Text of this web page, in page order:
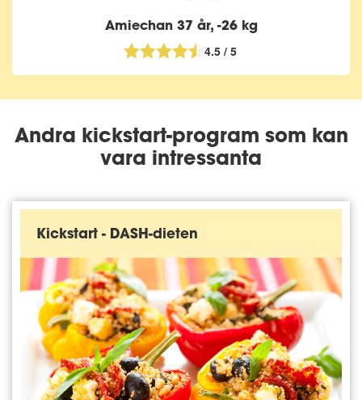
Amiechan 37 år, -26 kg
4.5 / 5
Andra kickstart-program som kan
vara intressanta
Kickstart - DASH-dieten